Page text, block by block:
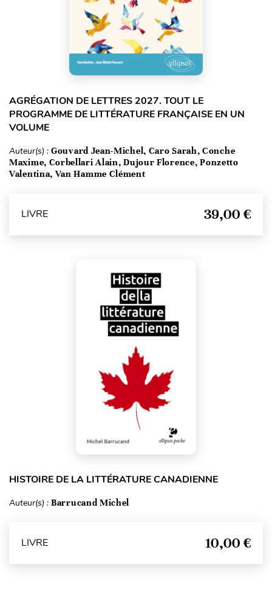
AGRÉGATION DE LETTRES 2027. TOUT LE
PROGRAMME DE LITTÉRATURE FRANÇAISE EN UN
VOLUME
Auteur(s) : Gouvard Jean-Michel, Caro Sarah, Conche
Maxime, Corbellari Alain, Dujour Florence, Ponzetto
Valentina, Van Hamme Clément
LIVRE 39,00 €
HISTOIRE DE LA LITTÉRATURE CANADIENNE
Auteur(s) : Barrucand Michel
LIVRE 10,00 €